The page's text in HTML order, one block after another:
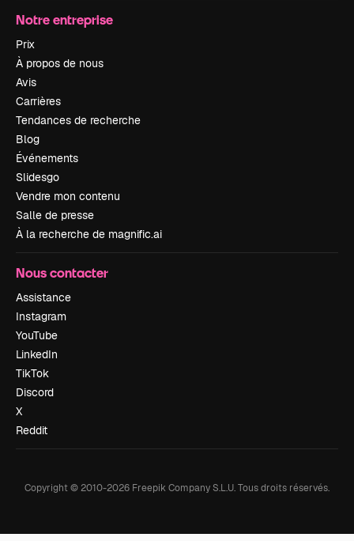
Notre entreprise
Prix
À propos de nous
Avis
Carrières
Tendances de recherche
Blog
Événements
Slidesgo
Vendre mon contenu
Salle de presse
À la recherche de magnific.ai
Nous contacter
Assistance
Instagram
YouTube
LinkedIn
TikTok
Discord
X
Reddit
Copyright © 2010-2026 Freepik Company S.L.U.Tous droits réservés.